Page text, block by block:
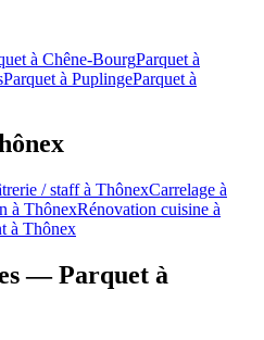
à Chêne-BourgParquet à
Parquet à PuplingeParquet à
/ staff à ThônexCarrelage à
à ThônexRénovation cuisine à
à Thônex
— Parquet à